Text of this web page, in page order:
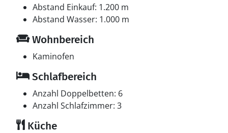
Hobbyraum
Hobbyraum mit: Tischtennis. Mini-Billard.
Abstand Einkauf: 1.200 m
Abstand Wasser: 1.000 m
Wohnbereich
Kaminofen
Schlafbereich
Anzahl Doppelbetten: 6
Anzahl Schlafzimmer: 3
Küche